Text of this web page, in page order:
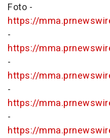
Foto -
https://
-
https://
-
https://
-
https://
-
https://